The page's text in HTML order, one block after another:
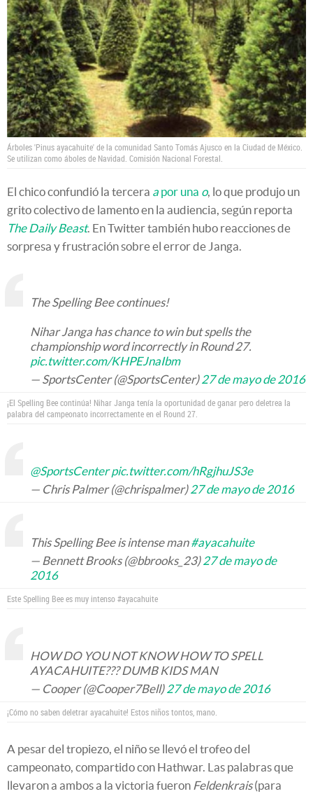
Árboles 'Pinus ayacahuite' de la comunidad Santo Tomás Ajusco en la Ciudad de México.
Se utilizan como áboles de Navidad. Comisión Nacional Forestal.
El chico confundió la tercera a por una o, lo que produjo un
grito colectivo de lamento en la audiencia, según reporta
The Daily Beast. En Twitter también hubo reacciones de
sorpresa y frustración sobre el error de Janga.
The Spelling Bee continues!
Nihar Janga has chance to win but spells the
championship word incorrectly in Round 27.
pic.twitter.com/KHPEJnaIbm
— SportsCenter (@SportsCenter)27 de mayo de 2016
¡El Spelling Bee continúa! Nihar Janga tenía la oportunidad de ganar pero deletrea la
palabra del campeonato incorrectamente en el Round 27.
@SportsCenter pic.twitter.com/hRgjhuJS3e
— Chris Palmer (@chrispalmer)27 de mayo de 2016
This Spelling Bee is intense man#ayacahuite
— Bennett Brooks (@bbrooks_23)27 de mayo de
2016
Este Spelling Bee es muy intenso #ayacahuite
HOW DO YOU NOT KNOW HOW TO SPELL
AYACAHUITE??? DUMB KIDS MAN
— Cooper (@Cooper7Bell)27 de mayo de 2016
¡Cómo no saben deletrar ayacahuite! Estos niños tontos, mano.
A pesar del tropiezo, el niño se llevó el trofeo del
campeonato, compartido con Hathwar. Las palabras que
llevaron a ambos a la victoria fueron Feldenkrais(para